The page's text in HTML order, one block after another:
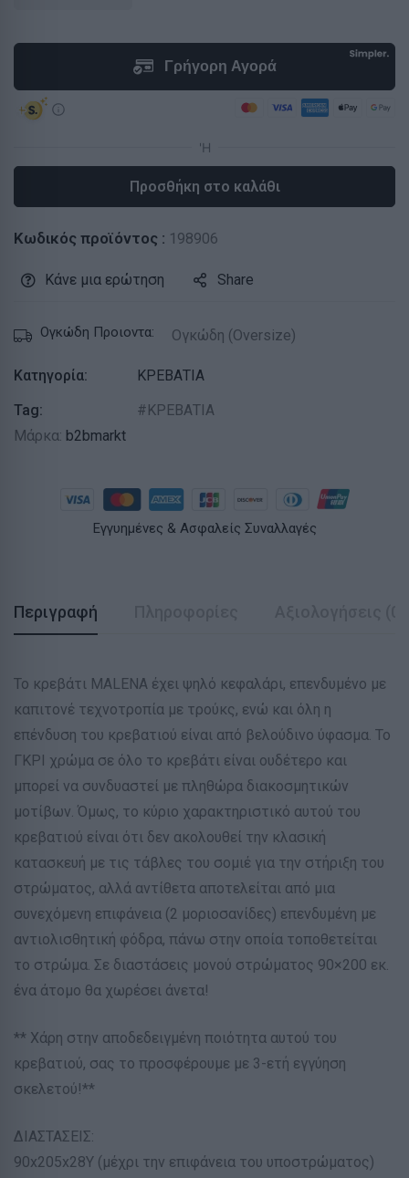
Προσθήκη στο καλάθι
Κωδικός προϊόντος : 198906
Κάνε μια ερώτηση Share
Ογκώδη Προιοντα: Ογκώδη (Oversize)
Κατηγορία:
ΚΡΕΒΑΤΙΑ
Tag:
ΚΡΕΒΑΤΙΑ
Μάρκα: b2bmarkt
Εγγυημένες & Ασφαλείς Συναλλαγές
Περιγραφή
Το κρεβάτι MALENA έχει ψηλό κεφαλάρι, επενδυμένο με
καπιτονέ τεχνοτροπία με τρούκς, ενώ και όλη η
επένδυση του κρεβατιού είναι από βελούδινο ύφασμα. Το
ΓΚΡΙ χρώμα σε όλο το κρεβάτι είναι ουδέτερο και
μπορεί να συνδυαστεί με πληθώρα διακοσμητικών
μοτίβων. Όμως, το κύριο χαρακτηριστικό αυτού του
κρεβατιού είναι ότι δεν ακολουθεί την κλασική
κατασκευή με τις τάβλες του σομιέ για την στήριξη του
στρώματος, αλλά αντίθετα αποτελείται από μια
συνεχόμενη επιφάνεια (2 μοριοσανίδες) επενδυμένη με
αντιολισθητική φόδρα, πάνω στην οποία τοποθετείται
το στρώμα. Σε διαστάσεις μονού στρώματος 90×200 εκ.
ένα άτομο θα χωρέσει άνετα!
** Χάρη στην αποδεδειγμένη ποιότητα αυτού του
κρεβατιού, σας το προσφέρουμε με 3-ετή εγγύηση
σκελετού!**
ΔΙΑΣΤΑΣΕΙΣ:
90x205x28Υ (μέχρι την επιφάνεια του υποστρώματος)